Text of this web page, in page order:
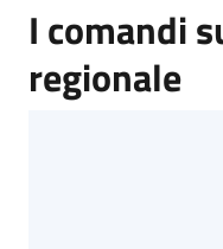
I comandi
regionale